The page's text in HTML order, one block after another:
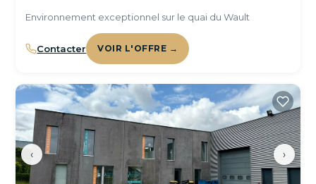
Environnement exceptionnel sur le quai du Wault
Contacter VOIR L'OFFRE →
‹ ›